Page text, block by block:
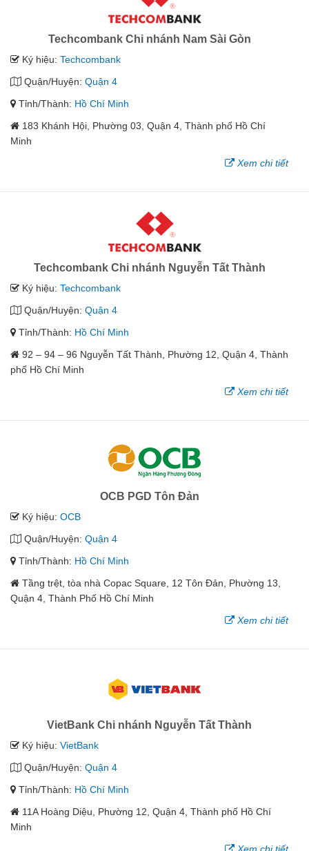
Techcombank Chi nhánh Nam Sài Gòn
Ký hiệu: Techcombank
Quận/Huyện: Quận 4
Tỉnh/Thành: Hồ Chí Minh
183 Khánh Hội, Phường 03, Quận 4, Thành phố Hồ Chí
Minh
Xem chi tiết
Techcombank Chi nhánh Nguyễn Tất Thành
Ký hiệu: Techcombank
Quận/Huyện: Quận 4
Tỉnh/Thành: Hồ Chí Minh
92 – 94 – 96 Nguyễn Tất Thành, Phường 12, Quận 4, Thành
phố Hồ Chí Minh
Xem chi tiết
OCB PGD Tôn Đản
Ký hiệu: OCB
Quận/Huyện: Quận 4
Tỉnh/Thành: Hồ Chí Minh
Tầng trệt, tòa nhà Copac Square, 12 Tôn Đản, Phường 13,
Quận 4, Thành Phố Hồ Chí Minh
Xem chi tiết
VietBank Chi nhánh Nguyễn Tất Thành
Ký hiệu: VietBank
Quận/Huyện: Quận 4
Tỉnh/Thành: Hồ Chí Minh
11A Hoàng Diệu, Phường 12, Quận 4, Thành phố Hồ Chí
Minh
Xem chi tiết